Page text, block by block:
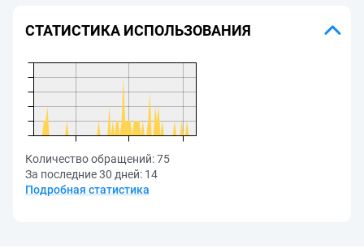
СТАТИСТИКА ИСПОЛЬЗОВАНИЯ
Количество обращений:75
За последние 30 дней: 14
Подробная статистика